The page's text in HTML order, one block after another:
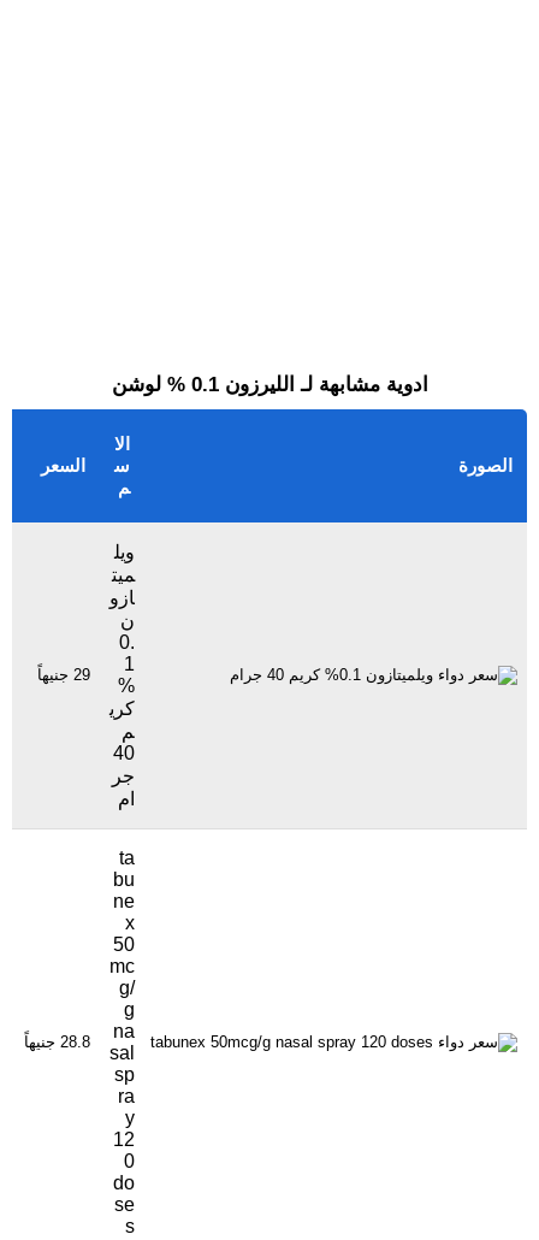
ادوية مشابهة لـ الليرزون 0.1 % لوشن
الصورة
الا
س
م
السعر
ويل
ميت
ازو
ن
0.
1
%
كري
م
40
جر
ام
29 جنيهاً
ta
bu
ne
x
50
mc
g/
g
na
sal
sp
ra
y
12
0
do
se
s
28.8 جنيهاً